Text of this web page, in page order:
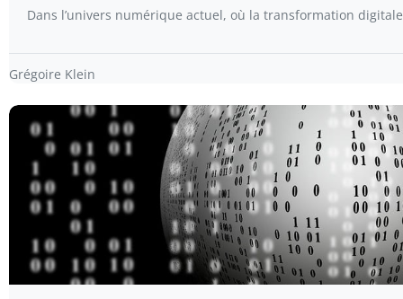
Dans l’univers numérique actuel, où la transformation
Grégoire Klein